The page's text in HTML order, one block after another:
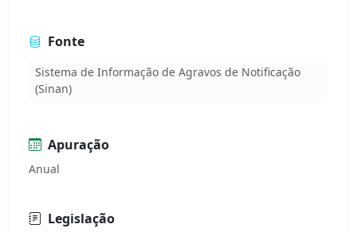
Fonte
Sistema de Informação de Agravos de Notificação
(Sinan)
Apuração
Anual
Legislação